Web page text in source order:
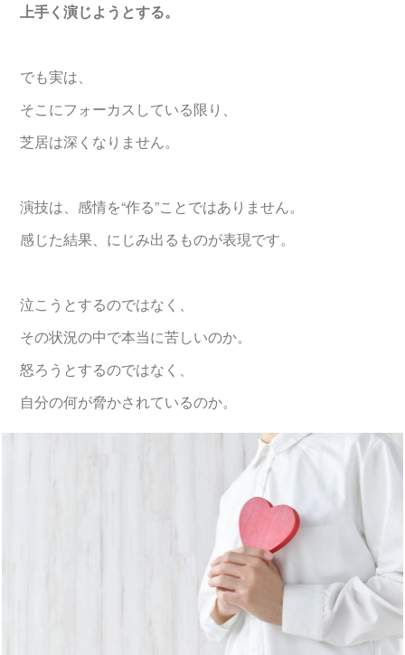
上手く演じようとする。
でも実は、
そこにフォーカスしている限り、
芝居は深くなりません。
演技は、感情を“作る”ことではありません。
感じた結果、にじみ出るものが表現です。
泣こうとするのではなく、
その状況の中で本当に苦しいのか。
怒ろうとするのではなく、
自分の何が脅かされているのか。